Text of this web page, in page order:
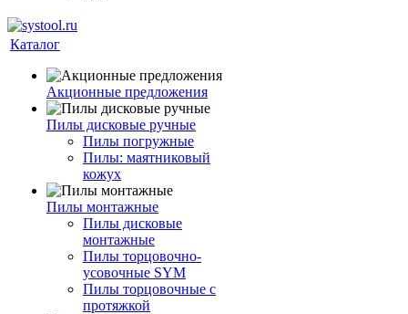
Каталог
Акционные предложения
Пилы дисковые ручные
Пилы погружные
Пилы: маятниковый
кожух
Пилы монтажные
Пилы дисковые
монтажные
Пилы торцовочно-
усовочные SYM
Пилы торцовочные с
протяжкой